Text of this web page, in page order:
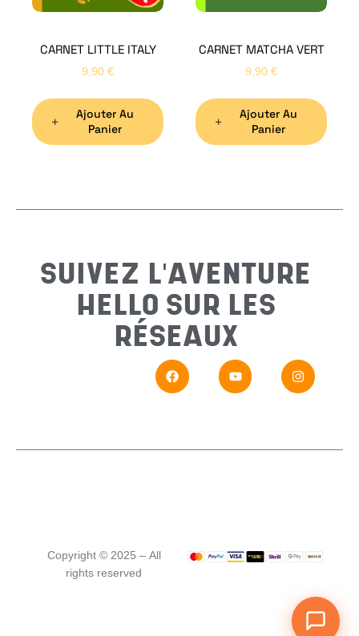
CARNET LITTLE ITALY
9,90 €
Ajouter Au
Panier
CARNET MATCHA VERT
9,90 €
Ajouter Au
Panier
SUIVEZ L'AVENTURE
HELLO SUR LES
RÉSEAUX
Copyright © 2025 – All
rights reserved